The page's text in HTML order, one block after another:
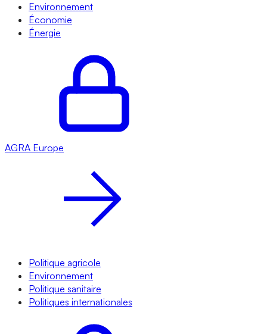
Environnement
Économie
Énergie
AGRA Europe
Politique agricole
Environnement
Politique sanitaire
Politiques internationales